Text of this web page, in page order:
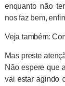
enquanto não
nos faz bem,
Veja também:
Mas preste
Não espere que
vai estar agindo